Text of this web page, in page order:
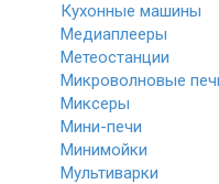
Кухонные машины
Медиаплееры
Метеостанции
Микроволновые
Миксеры
Мини-печи
Минимойки
Мультиварки